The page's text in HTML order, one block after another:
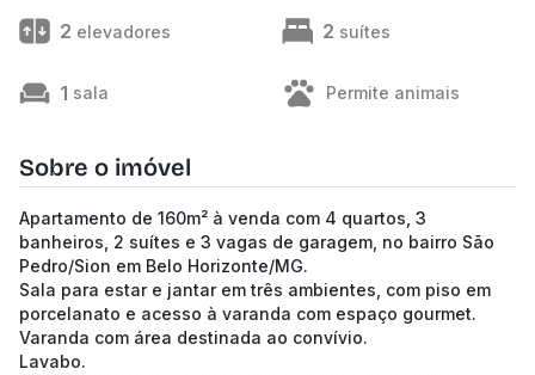
2 elevadores 2 suítes
1 sala Permite animais
Sobre o imóvel
Apartamento de 160m² à venda com 4 quartos, 3
banheiros, 2 suítes e 3 vagas de garagem, no bairro São
Pedro/Sion em Belo Horizonte/MG.
Sala para estar e jantar em três ambientes, com piso em
porcelanato e acesso à varanda com espaço gourmet.
Varanda com área destinada ao convívio.
Lavabo.